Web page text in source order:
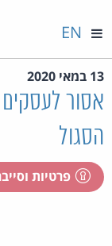
EN
13 במאי 2020
אסור
הסגול
פרטיות